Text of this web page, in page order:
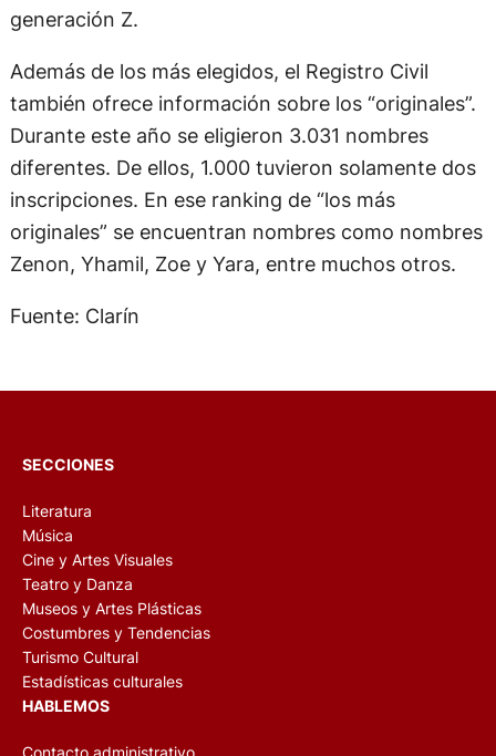
generación Z.
Además de los más elegidos, el Registro Civil
también ofrece información sobre los “originales”.
Durante este año se eligieron 3.031 nombres
diferentes. De ellos, 1.000 tuvieron solamente dos
inscripciones. En ese ranking de “los más
originales” se encuentran nombres como nombres
Zenon, Yhamil, Zoe y Yara, entre muchos otros.
Fuente: Clarín
SECCIONES
Literatura
Música
Cine y Artes Visuales
Teatro y Danza
Museos y Artes Plásticas
Costumbres y Tendencias
Turismo Cultural
Estadísticas culturales
HABLEMOS